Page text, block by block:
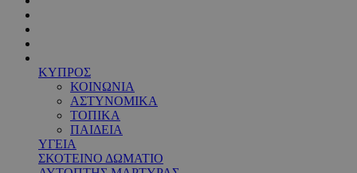
ΚΥΠΡΟΣ
ΚΟΙΝΩΝΙΑ
ΑΣΤΥΝΟΜΙΚΑ
ΤΟΠΙΚΑ
ΠΑΙΔΕΙΑ
ΥΓΕΙΑ
ΣΚΟΤΕΙΝΟ ΔΩΜΑΤΙΟ